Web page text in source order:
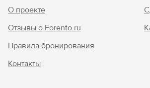
О проекте
Отзывы о Forento.ru
Правила бронирования
Контакты